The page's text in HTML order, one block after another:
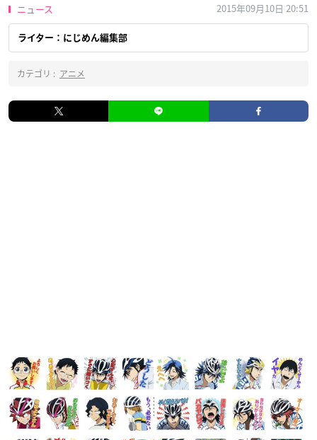
ニュース 2015年09月10日 20:51
ライター：にじめん編集部
カテゴリ : アニメ